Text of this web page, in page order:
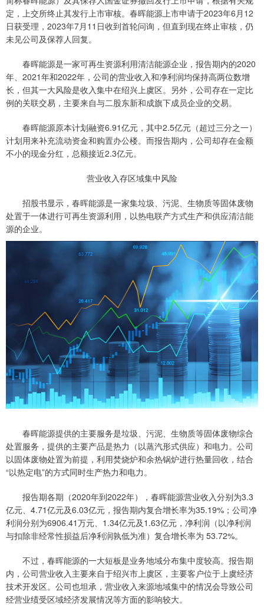
定，上交所终止其发行上市审核。春晖能源上市申请于2023年6月12
日获受理，2023年7月11日收到首轮问询，但直到现在终止审核，仍
未见公司及保荐人回复。
春晖能源是一家可再生资源利用清洁能源企业，报告期内的2020
年、2021年和2022年，公司的营业收入和净利润均保持高两位数增
长，但其一大风险是收入集中在绍兴上虞区。另外，公司存在一定比
例的关联交易，主要来自与二股东新和成旗下成员企业的交易。
春晖能源原本计划融资6.91亿元，其中2.5亿元（超过三分之一）
计划用来补充流动资金和购置办公楼。而报告期内，公司却存在金额
不小的现金分红，总额接近2.3亿元。
营业收入存区域集中风险
招股书显示，春晖能源是一家集垃圾、污泥、生物质等固体废物
处置于一体进行可再生资源利用，以热电联产方式生产和供应清洁能
源的企业。
春晖能源提供的主要服务是垃圾、污泥、生物质等固体废物综合
处置服务，提供的主要产品是热力（以蒸汽形式供应）和电力。公司
以固体废物处置为前提，利用焚烧炉和余热锅炉进行热量回收，结合
“以热定电”的方式同时生产热力和电力。
报告期各期（2020年到2022年），春晖能源营业收入分别为3.3
亿元、4.71亿元及6.03亿元，报告期内复合增长率为35.19%；公司净
利润分别为6906.41万元、1.34亿元及1.63亿元，净利润（以净利润
与扣除非经常性损益后净利润孰低为准）复合增长率为 53.72%。
不过，春晖能源的一大短板是业务地域分布集中度较高。报告期
内，公司营业收入主要来自于绍兴市上虞区，主要客户位于上虞经济
技术开发区。公司也坦承，营业收入来源地域集中的情况会导致公司
经营业绩受区域经济发展情况等方面的影响较大。